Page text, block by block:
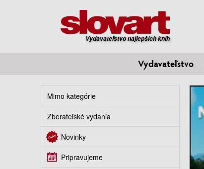
Vydavateľstvo najlepších kníh
Vydavateľstvo
Mimo kategórie
Zberateľské vydania
Novinky
Pripravujeme